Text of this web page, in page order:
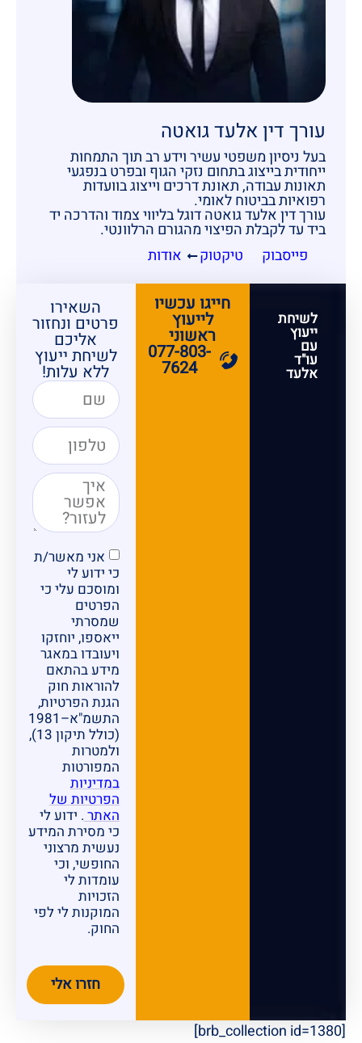
עורך דין אלעד גואטה
בעל ניסיון משפטי עשיר וידע רב תוך התמחות
ייחודית בייצוג בתחום נזקי הגוף ובפרט בנפגעי
תאונות עבודה, תאונת דרכים וייצוג בוועדות
רפואיות בביטוח לאומי.
עורך דין אלעד גואטה דוגל בליווי צמוד והדרכה יד
ביד עד לקבלת הפיצוי מהגורם הרלוונטי.
פייסבוק
טיקטוק אודות
לשיחת
ייעוץ
עם
עו"ד
אלעד
חייגו עכשיו
לייעוץ
ראשוני
077-803-
7624
השאירו
פרטים ונחזור
אליכם
לשיחת ייעוץ
ללא עלות!
אני מאשר/ת
כי ידוע לי
ומוסכם עלי כי
הפרטים
שמסרתי
ייאספו, יוחזקו
ויעובדו במאגר
מידע בהתאם
להוראות חוק
הגנת הפרטיות,
התשמ"א–1981
(כולל תיקון 13),
ולמטרות
המפורטות
במדיניות
הפרטיות של
האתר. ידוע לי
כי מסירת המידע
נעשית מרצוני
החופשי, וכי
עומדות לי
הזכויות
המוקנות לי לפי
החוק.
חזרו אלי
[brb_collection id=1380]